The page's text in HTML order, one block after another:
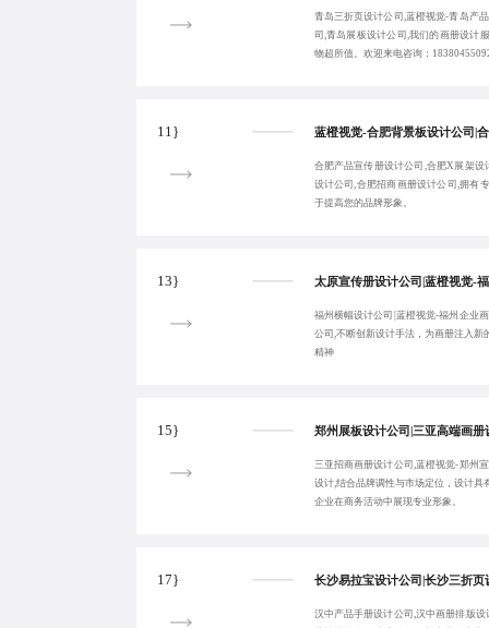
青岛三折页设计公司,蓝橙视觉-青岛产
司,青岛展板设计公司,我们的画册设计
物超所值。欢迎来电咨询：
11}
合肥产品宣传册设计公司,合肥X展架设
设计公司,合肥招商画册设计公司,拥有
于提高您的品牌形象。
13}
福州横幅设计公司|蓝橙视觉-福州企业
公司,不断创新设计手法，为画册注入新
精神
15}
三亚招商画册设计公司,蓝橙视觉-郑州
设计,结合品牌调性与市场定位，设计具
企业在商务活动中展现专业形象。
17}
汉中产品手册设计公司,汉中画册排版